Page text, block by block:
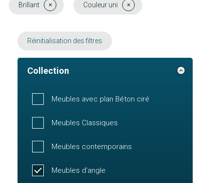
Brillant Couleur uni
Réinitialisation des filtres
Collection
Meubles avec plan Béton ciré
Meubles Classiques
Meubles contemporains
Meubles d'angle